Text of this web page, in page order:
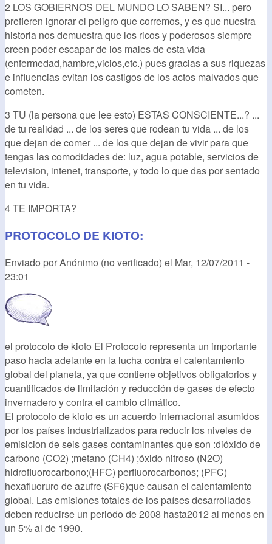
2 LOS GOBIERNOS DEL MUNDO LO SABEN? SI... pero
prefieren ignorar el peligro que corremos, y es que nuestra
historia nos demuestra que los ricos y poderosos siempre
creen poder escapar de los males de esta vida
(enfermedad,hambre,vicios,etc.) pues gracias a sus riquezas
e influencias evitan los castigos de los actos malvados que
cometen.
3 TU (la persona que lee esto) ESTAS CONSCIENTE...? ...
de tu realidad ... de los seres que rodean tu vida ... de los
que dejan de comer ... de los que dejan de vivir para que
tengas las comodidades de: luz, agua potable, servicios de
television, intenet, transporte, y todo lo que das por sentado
en tu vida.
4 TE IMPORTA?
PROTOCOLO DE KIOTO:
Enviado porAnónimo (no verificado) el Mar, 12/07/2011 -
23:01
el protocolo de kioto El Protocolo representa un importante
paso hacia adelante en la lucha contra el calentamiento
global del planeta, ya que contiene objetivos obligatorios y
cuantificados de limitación y reducción de gases de efecto
invernadero y contra el cambio climático.
El protocolo de kioto es un acuerdo internacional asumidos
por los países industrializados para reducir los niveles de
emisicion de seis gases contaminantes que son :dióxido de
carbono (CO2) ;metano (CH4) ;óxido nitroso (N2O)
hidrofluorocarbono;(HFC) perfluorocarbonos; (PFC)
hexafluoruro de azufre (SF6)que causan el calentamiento
global. Las emisiones totales de los países desarrollados
deben reducirse un periodo de 2008 hasta2012 al menos en
un 5% al de 1990.